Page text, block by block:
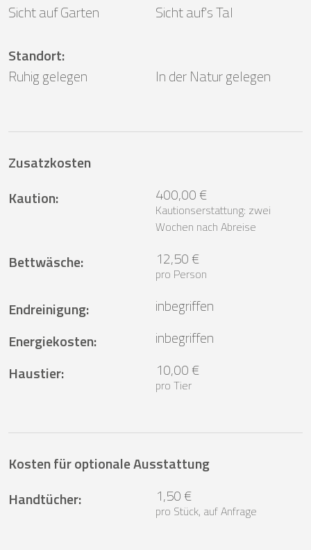
Sicht auf Garten
Sicht auf's Tal
Standort:
Ruhig gelegen
In der Natur gelegen
Zusatzkosten
Kaution: 400,00 €
Kautionserstattung: zwei
Wochen nach Abreise
Bettwäsche: 12,50 €
pro Person
Endreinigung:
inbegriffen
Energiekosten:
inbegriffen
Haustier: 10,00 €
pro Tier
Kosten für optionale Ausstattung
Handtücher: 1,50 €
pro Stück, auf Anfrage